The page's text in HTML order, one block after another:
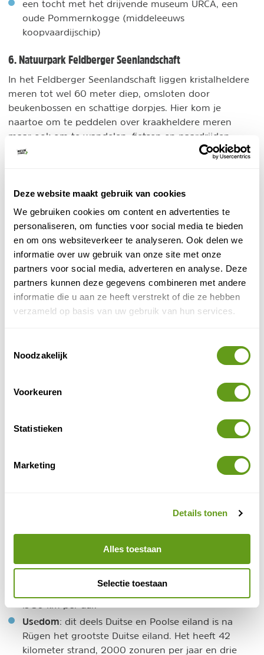
Deze website maakt gebruik van cookies
We gebruiken cookies om content en advertenties te
personaliseren, om functies voor social media te bieden
en om ons websiteverkeer te analyseren. Ook delen we
informatie over uw gebruik van onze site met onze
partners voor social media, adverteren en analyse. Deze
partners kunnen deze gegevens combineren met andere
informatie die u aan ze heeft verstrekt of die ze hebben
verzameld op basis van uw gebruik van hun services.
Noodzakelijk
Voorkeuren
Statistieken
Marketing
Details tonen
Alles toestaan
Selectie toestaan
een tocht met het drijvende museum URCA, een
oude Pommernkogge (middeleeuws
koopvaardijschip)
6. Natuurpark Feldberger Seenlandschaft
In het Feldberger Seenlandschaft liggen kristalheldere
meren tot wel 60 meter diep, omsloten door
beukenbossen en schattige dorpjes. Hier kom je
naartoe om te peddelen over kraakheldere meren
maar ook om te wandelen, fietsen en paardrijden.
© TMV / Felix Gaensicke
Een vakantie aan of op het water is hier eenvoudig te
Mecklenburg-Vorpommern
Mecklenburg-Vorpommern heeft een 1.900 kilometer
Oostzeebadplaatsen en witte stranden. Een aantal
met name bekend om zijn prachtige krijtrotsen die
tot het Nationaal Park Jasmund behoren. Maak ook
een ritje op de stoomtrein Rasender Rolland die van
Usedom: dit deels Duitse en Poolse eiland is na
Rügen het grootste Duitse eiland. Het heeft 42
kilometer strand, 2000 zonuren per jaar en drie